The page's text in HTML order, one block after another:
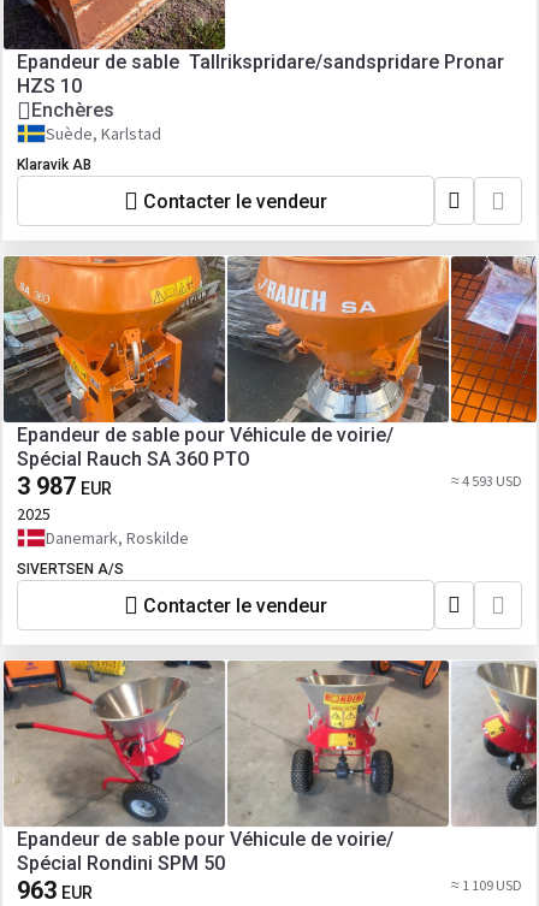
Epandeur de sable Tallrikspridare/sandspridare Pronar
HZS 10
Enchères
Suède, Karlstad
Klaravik AB
Contacter le vendeur
Epandeur de sable pour Véhicule de voirie/
Spécial Rauch SA 360 PTO
3 987 EUR ≈ 4 593 USD
2025
Danemark, Roskilde
SIVERTSEN A/S
Contacter le vendeur
Epandeur de sable pour Véhicule de voirie/
Spécial Rondini SPM 50
963 EUR ≈ 1 109 USD